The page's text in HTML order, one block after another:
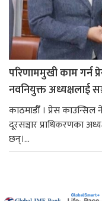
परिणाममुखी काम गर्न
नवनियुक्त अध्यक्षलाई
काठमाडौँ । प्रेस काउन्सिल
दूरसञ्चार प्राधिकरणका
छन्।...